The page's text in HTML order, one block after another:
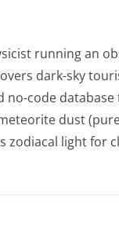
running an
dark-sky
no-code database
dust
zodiacal light for